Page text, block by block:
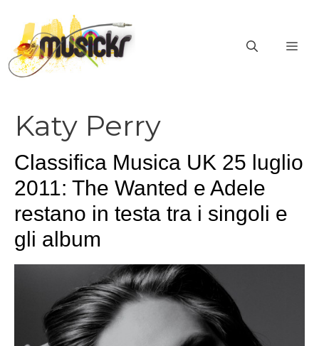
contenuto
Katy Perry
Classifica Musica UK 25 luglio
2011: The Wanted e Adele
restano in testa tra i singoli e
gli album